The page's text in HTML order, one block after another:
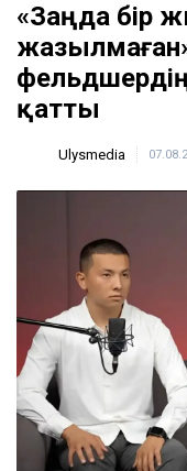
«Заңда бір
қатты
Ulysmedia